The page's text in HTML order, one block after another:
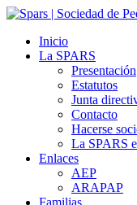
Inicio
La SPARS
Presentación
Estatutos
Junta
Contacto
Hacerse
La SPARS
Enlaces
AEP
ARAPAP
Familias